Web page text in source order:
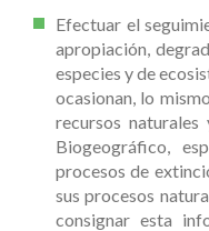
Efectuar el
apropiación,
especies y de
ocasionan, lo
recursos
Biogeográfico,
procesos de
sus procesos
consignar esta